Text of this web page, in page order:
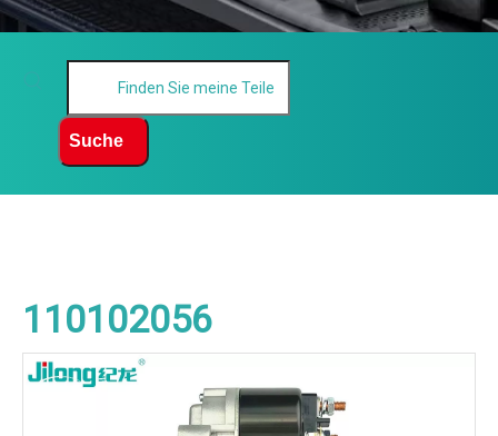
Suche
110102056